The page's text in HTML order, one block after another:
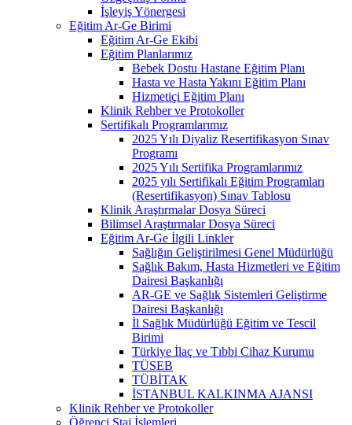
İşleyiş Yönergesi
Eğitim Ar-Ge Birimi
Eğitim Ar-Ge Ekibi
Eğitim Planlarımız
Bebek Dostu Hastane Eğitim Planı
Hasta ve Hasta Yakını Eğitim Planı
Hizmetiçi Eğitim Planı
Klinik Rehber ve Protokoller
Sertifikalı Programlarımız
2025 Yılı Diyaliz Resertifikasyon Sınav
Programı
2025 Yılı Sertifika Programlarımız
2025 yılı Sertifikalı Eğitim Programları
(Resertifikasyon) Sınav Tablosu
Klinik Araştırmalar Dosya Süreci
Bilimsel Araştırmalar Dosya Süreci
Eğitim Ar-Ge İlgili Linkler
Sağlığın Geliştirilmesi Genel Müdürlüğü
Sağlık Bakım, Hasta Hizmetleri ve Eğitim
Dairesi Başkanlığı
AR-GE ve Sağlık Sistemleri Geliştirme
Dairesi Başkanlığı
İl Sağlık Müdürlüğü Eğitim ve Tescil
Birimi
Türkiye İlaç ve Tıbbi Cihaz Kurumu
TÜSEB
TÜBİTAK
İSTANBUL KALKINMA AJANSI
Klinik Rehber ve Protokoller
Öğrenci Staj İşlemleri